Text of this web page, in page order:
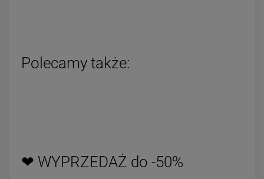
Polecamy także:
❤ WYPRZEDAŻ do -50%